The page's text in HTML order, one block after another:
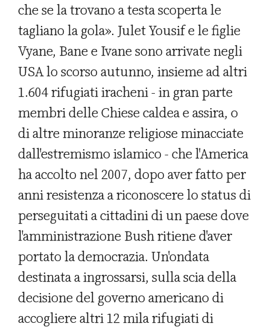
che se la trovano a testa scoperta le
tagliano la gola». Julet Yousif e le figlie
Vyane, Bane e Ivane sono arrivate negli
USA lo scorso autunno, insieme ad altri
1.604 rifugiati iracheni - in gran parte
membri delle Chiese caldea e assira, o
di altre minoranze religiose minacciate
dall'estremismo islamico - che l'America
ha accolto nel 2007, dopo aver fatto per
anni resistenza a riconoscere lo status di
perseguitati a cittadini di un paese dove
l'amministrazione Bush ritiene d'aver
portato la democrazia. Un'ondata
destinata a ingrossarsi, sulla scia della
decisione del governo americano di
accogliere altri 12 mila rifugiati di